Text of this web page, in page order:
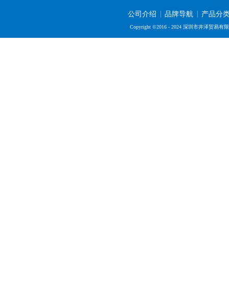
公司介绍 品牌导航 产品分
Copyright ©2016 - 2024 深圳市井泽贸易有